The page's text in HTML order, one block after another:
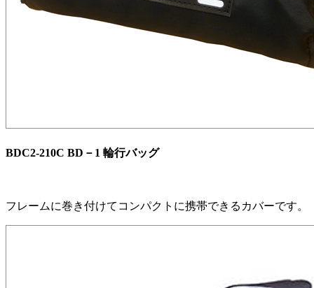
BDC2-210C BD－1 輪行バッグ
フレームに巻き付けてコンパクトに携帯できるカバーです。